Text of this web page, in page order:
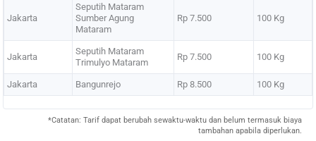
Jakarta
Seputih Mataram
Sumber Agung
Mataram
Rp 7.500 100 Kg
Jakarta
Seputih Mataram
Trimulyo Mataram
Rp 7.500 100 Kg
Jakarta Bangunrejo Rp 8.500 100 Kg
*Catatan: Tarif dapat berubah sewaktu-waktu dan belum termasuk biaya
tambahan apabila diperlukan.